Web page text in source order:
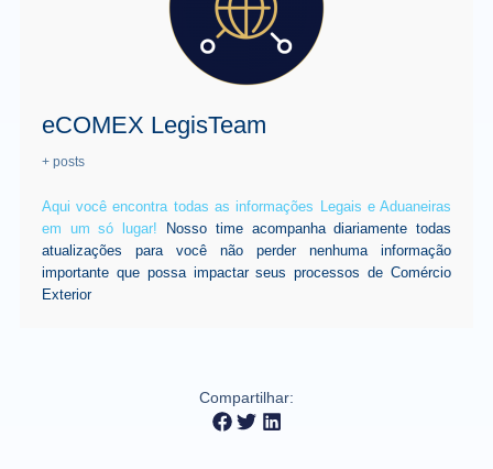
eCOMEX LegisTeam
+ posts
Aqui você encontra todas as informações Legais e Aduaneiras
em um só lugar! Nosso time acompanha diariamente todas
atualizações para você não perder nenhuma informação
importante que possa impactar seus processos de Comércio
Exterior
Compartilhar: